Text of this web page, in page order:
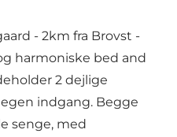
- 2km fra Brovst -
harmoniske bed and
2 dejlige
indgang. Begge
senge, med